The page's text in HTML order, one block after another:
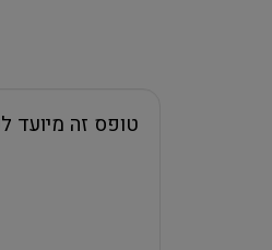
טופס זה מיועד לעמיתות